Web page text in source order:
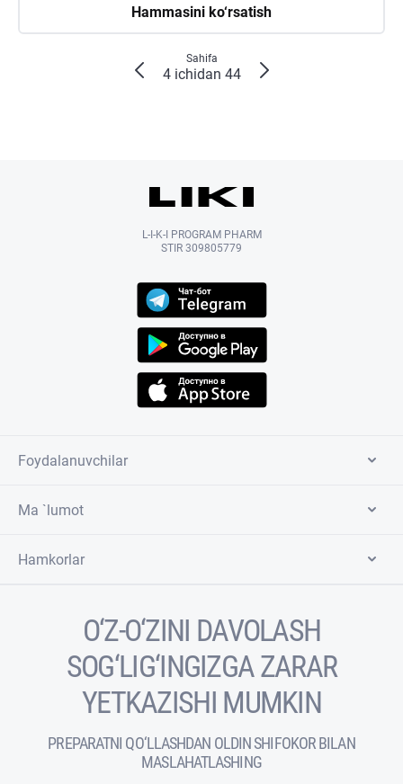
Hammasini ko‘rsatish
Sahifa
4 ichidan 44
L-I-K-I PROGRAM PHARM
STIR 309805779
Foydalanuvchilar
Ma `lumot
Hamkorlar
O‘Z-O‘ZINI DAVOLASH
SOG‘LIG‘INGIZGA ZARAR
YETKAZISHI MUMKIN
PREPARATNI QO‘LLASHDAN OLDIN SHIFOKOR BILAN
MASLAHATLASHING